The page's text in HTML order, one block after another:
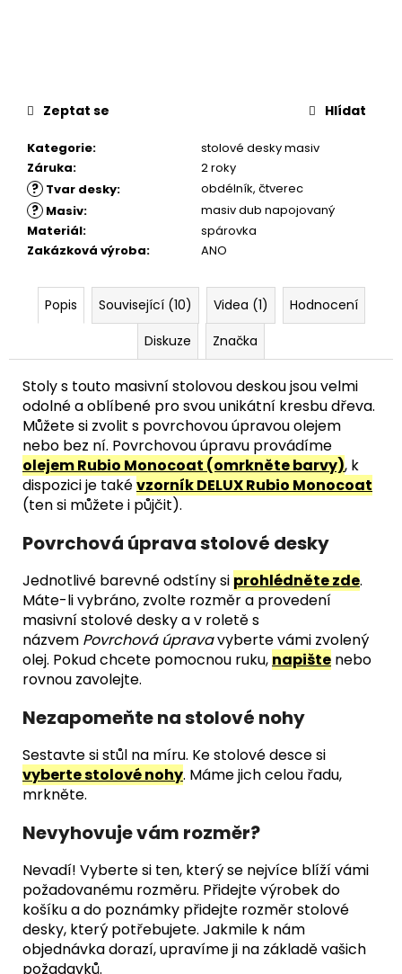
Kategorie:
stolové desky masiv
Záruka: 2 roky
? Tvar desky: obdélník, čtverec
? Masiv:
masiv dub napojovaný
Materiál:
spárovka
Zakázková výroba: ANO
Zeptat se Hlídat
Popis Související (10) Videa (1)
Hodnocení
Diskuze
Značka
Stoly s touto masivní stolovou deskou jsou velmi
odolné a oblíbené pro svou unikátní kresbu dřeva.
Můžete si zvolit s povrchovou úpravou olejem
nebo bez ní. Povrchovou úpravu provádíme
olejem Rubio Monocoat (omrkněte barvy), k
dispozici je takévzorník DELUX Rubio Monocoat
(ten si můžete i půjčit).
Povrchová úprava stolové desky
Jednotlivé barevné odstíny si prohlédněte zde.
Máte-li vybráno, zvolte rozměr a provedení
masivní stolové desky a v roletě s
názvem Povrchová úpravavyberte vámi zvolený
olej. Pokud chcete pomocnou ruku, napište nebo
rovnou zavolejte.
Nezapomeňte na stolové nohy
Sestavte si stůl na míru. Ke stolové desce si
vyberte stolové nohy. Máme jich celou řadu,
mrkněte.
Nevyhovuje vám rozměr?
Nevadí! Vyberte si ten, který se nejvíce blíží vámi
požadovanému rozměru. Přidejte výrobek do
košíku a do poznámky přidejte rozměr stolové
desky, který potřebujete. Jakmile k nám
objednávka dorazí, upravíme ji na základě vašich
požadavků.